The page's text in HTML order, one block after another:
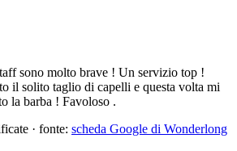
sono molto brave ! Un servizio top !
il solito taglio di capelli e questa volta mi
la barba ! Favoloso .
· fonte: scheda Google di Wonderlong